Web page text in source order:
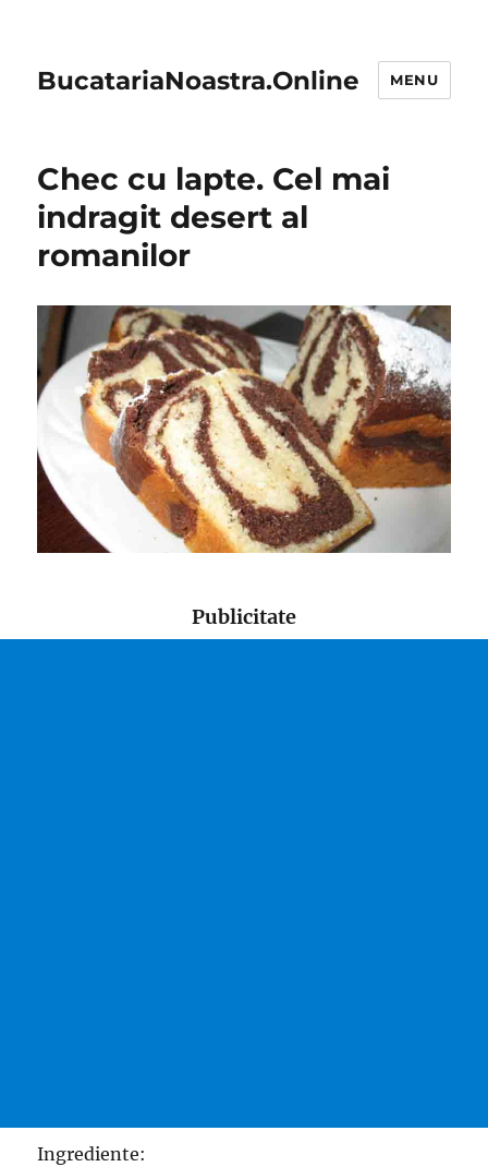
BucatariaNoastra.Online MENU
Chec cu lapte. Cel mai
indragit desert al
romanilor
Publicitate
Ingrediente: